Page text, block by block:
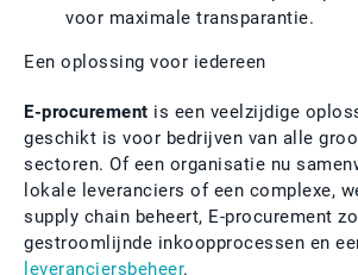
voor maximale transparantie.
Een oplossing voor iedereen
E-procurement is een veelzijdige
geschikt is voor bedrijven van alle
sectoren. Of een organisatie nu
lokale leveranciers of een complexe,
supply chain beheert, E-procurement
gestroomlijnde inkoopprocessen en
leveranciersbeheer.